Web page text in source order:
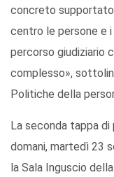
concreto
centro le persone e
percorso giudiziario
complesso»,
Politiche della
La seconda tappa
domani, martedì 23
la Sala Inguscio